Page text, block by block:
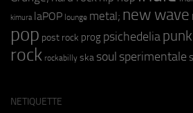
kimura laPOP lounge metal; new wave
pop post rock prog psichedeliapunk
rock rockabilly ska soul sperimentale
NETIQUETTE